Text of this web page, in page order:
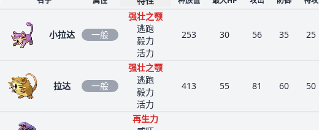
小拉达 一般
强壮之颚
逃跑
毅力
活力
253 30 56 35 25
拉达 一般
强壮之颚
逃跑
毅力
活力
413 55 81 60 50
再生力